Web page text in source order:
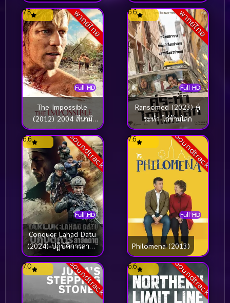
จารึก
พากย์ไทย
Full HD
7.5
The Impossible
(2012) 2004 สึนามิ
ภูเก็ต
พากย์ไทย
Full HD
6.6
Ransomed (2023) คู่
ระห่ำ ไถ่ข้ามโลก
Soundtrack
Full HD
6.6
Conquer Lahad Datu
(2024) ปฏิบัติการลาฮัด
ดาตู
Soundtrack
Full HD
7.6
Philomena (2013)
Soundtrack
7.0 Soundtrack
6.6